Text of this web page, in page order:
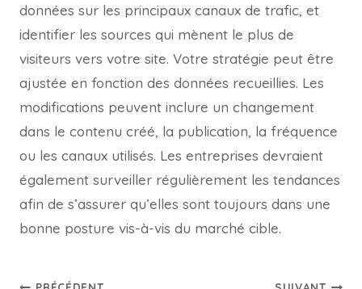
données sur les principaux canaux de trafic, et
identifier les sources qui mènent le plus de
visiteurs vers votre site. Votre stratégie peut être
ajustée en fonction des données recueillies. Les
modifications peuvent inclure un changement
dans le contenu créé, la publication, la fréquence
ou les canaux utilisés. Les entreprises devraient
également surveiller régulièrement les tendances
afin de s’assurer qu’elles sont toujours dans une
bonne posture vis-à-vis du marché cible.